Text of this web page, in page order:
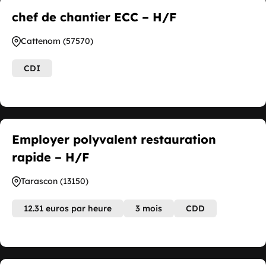
chef de chantier ECC – H/F
Cattenom (57570)
CDI
Employer polyvalent restauration
rapide – H/F
Tarascon (13150)
12.31 euros par heure 3 mois CDD